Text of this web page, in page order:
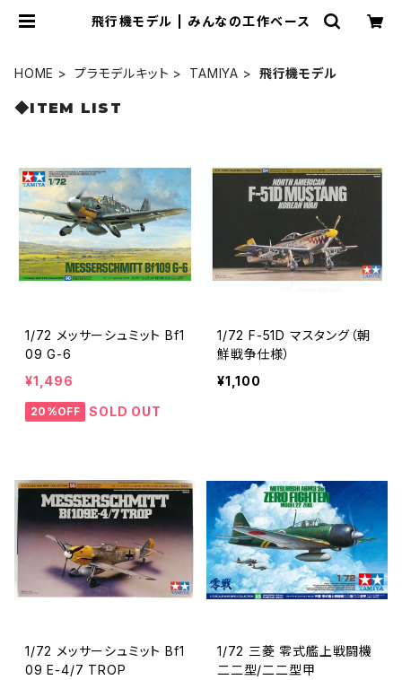
飛行機モデル | みんなの工作ベース
HOME プラモデルキット TAMIYA 飛行機モデル
◆ITEM LIST
1/72 メッサーシュミット Bf1
09 G-6
¥1,496
20%OFF SOLD OUT
1/72 F-51D マスタング（朝
鮮戦争仕様）
¥1,100
1/72 メッサーシュミット Bf1
09 E-4/7 TROP
1/72 三菱 零式艦上戦闘機
二二型/二二型甲